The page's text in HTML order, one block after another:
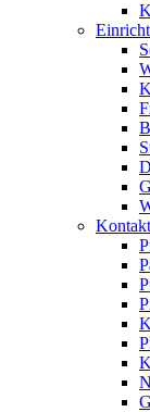
Kontakt